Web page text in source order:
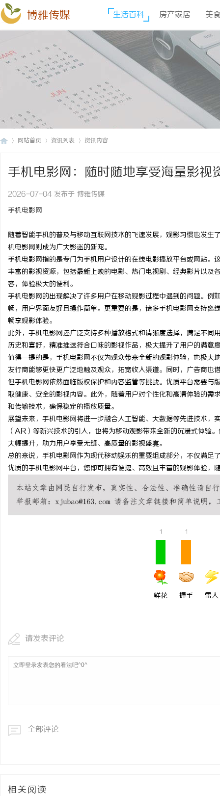
博雅传媒 生活百科 房产家居 美
网站首页 资讯列表 资讯内容
手机电影网：随时随地享受海量影视
2026-07-04 发布于 博雅传媒
手机电影网
随着智能手机的普及与移动互联网技术的飞速发展，观影习惯也发
机电影网则成为广大影迷的新宠。
手机电影网指的是专门为手机用户设计的在线电影播放平台或网站
丰富的影视资源，包括最新上映的电影、热门电视剧、经典影片以
容，体验极大的便利。
手机电影网的出现解决了许多用户在移动观影过程中遇到的问题。
畅，用户界面友好且操作简单。更重要的是，诸多手机电影网支持
畅享观影体验。
此外，手机电影网还广泛支持多种播放格式和清晰度选择，满足不
历史和喜好，精准推送符合口味的影视作品，极大提升了用户的满意
值得一提的是，手机电影网不仅为观众带来全新的观影体验，也极
发行商能够更快更广泛地触及观众，拓宽收入渠道。同时，广告商也
但手机电影网依然面临版权保护和内容监管等挑战。优质平台需要
取健康、安全的影视内容。此外，随着用户对个性化和高清体验的
和传输技术，确保稳定的播放质量。
展望未来，手机电影网将进一步融合人工智能、大数据等先进技术
（AR）等新兴技术的引入，也将为移动观影带来全新的沉浸式体验
大幅提升，助力用户享受无缝、高质量的影视盛宴。
总的来说，手机电影网作为现代移动娱乐的重要组成部分，不仅满
优质的手机电影网平台，您即可拥有便捷、高效且丰富的观影体验，
1
鲜花
1
握手 雷人
请发表评论
全部评论
相关阅读
商标转让：专业转让流
付款